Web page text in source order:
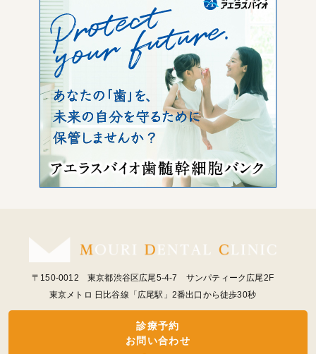
〒150-0012 東京都渋谷区広尾5-4-7 サンパティーク広尾2F
東京メトロ 日比谷線「広尾駅」2番出口から徒歩30秒
診療予約
お問い合わせ